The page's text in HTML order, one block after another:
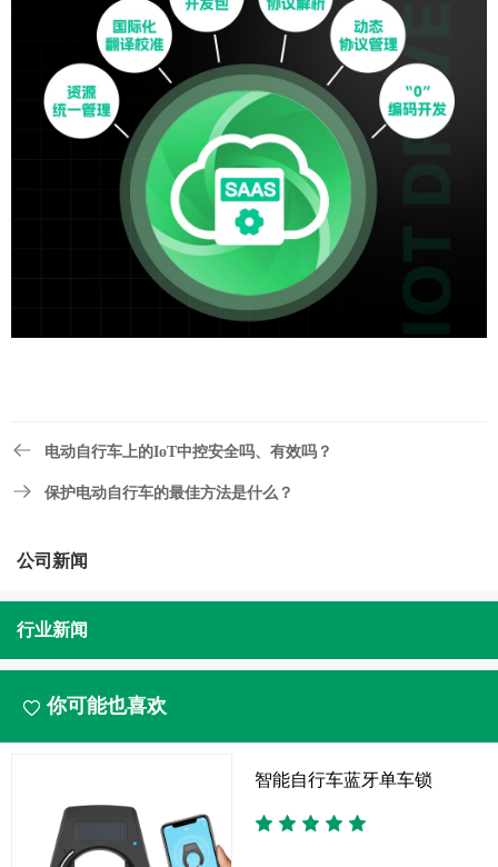
电动自行车上的IoT中控安全吗、有效吗？
保护电动自行车的最佳方法是什么？
公司新闻
行业新闻
你可能也喜欢
智能自行车蓝牙单车锁